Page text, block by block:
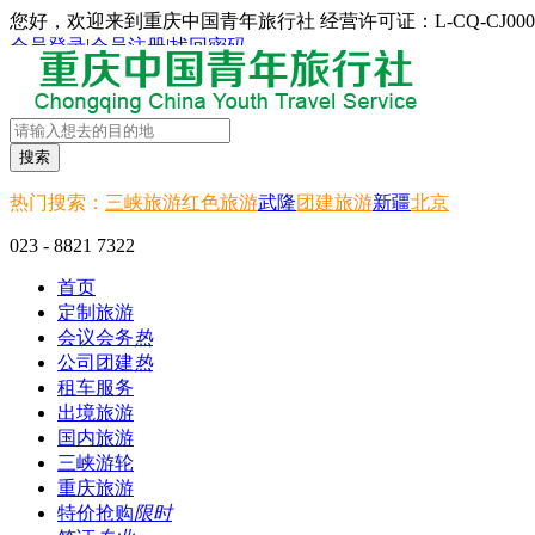
您好，欢迎来到重庆中国青年旅行社 经营许可证：L-CQ-
会员登录|会员注册|找回密码
搜索
热门搜索： 三峡旅游红色旅游武隆团建旅游新疆北京
023 - 8821 7322
首页
定制旅游
会议会务热
公司团建热
租车服务
出境旅游
国内旅游
三峡游轮
重庆旅游
特价抢购限时